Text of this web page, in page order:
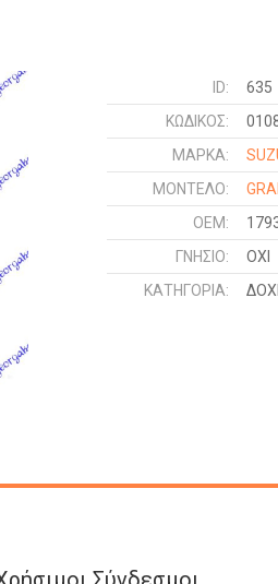
ID:
635
ΚΩΔΙΚΌΣ:
ΜΑΡΚΑ:
ΜΟΝΤΕΛΟ:
OEM:
ΓΝΉΣΙΟ:
ΟΧΙ
ΚΑΤΗΓΟΡΊΑ: